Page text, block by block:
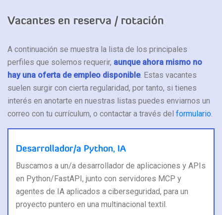
Vacantes en reserva / rotación
A continuación se muestra la lista de los principales
perfiles que solemos requerir, aunque ahora mismo no
hay una oferta de empleo disponible. Estas vacantes
suelen surgir con cierta regularidad, por tanto, si tienes
interés en anotarte en nuestras listas puedes enviarnos un
correo con tu currículum, o contactar a través del formulario.
Desarrollador/a Python, IA
Buscamos a un/a desarrollador de aplicaciones y APIs
en Python/FastAPI, junto con servidores MCP y
agentes de IA aplicados a ciberseguridad, para un
proyecto puntero en una multinacional textil.